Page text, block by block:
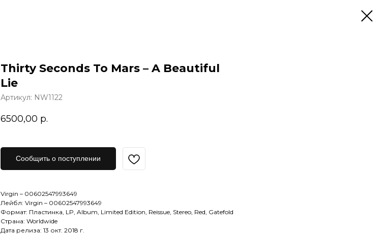
Thirty Seconds To Mars – A Beautiful
Lie
Артикул: NW1122
6500,00 р.
Сообщить о поступлении
Virgin – 00602547993649
Лейбл: Virgin – 00602547993649
Формат: Пластинка, LP, Album, Limited Edition, Reissue, Stereo, Red, Gatefold
Страна: Worldwide
Дата релиза: 13 окт. 2018 г.